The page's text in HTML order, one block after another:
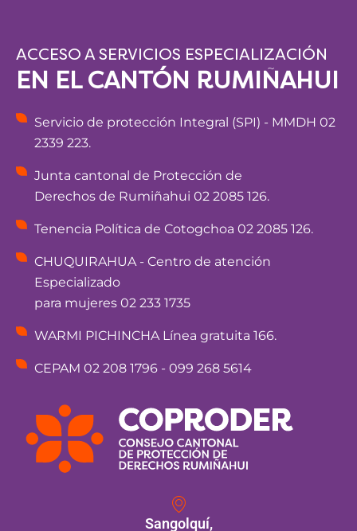
ACCESO A SERVICIOS ESPECIALIZACIÓN
EN EL CANTÓN RUMIÑAHUI
Servicio de protección Integral (SPI) - MMDH 02
2339 223.
Junta cantonal de Protección de
Derechos de Rumiñahui 02 2085 126.
Tenencia Política de Cotogchoa 02 2085 126.
CHUQUIRAHUA - Centro de atención
Especializado
para mujeres 02 233 1735
WARMI PICHINCHA Línea gratuita 166.
CEPAM 02 208 1796 - 099 268 5614
Sangolquí,